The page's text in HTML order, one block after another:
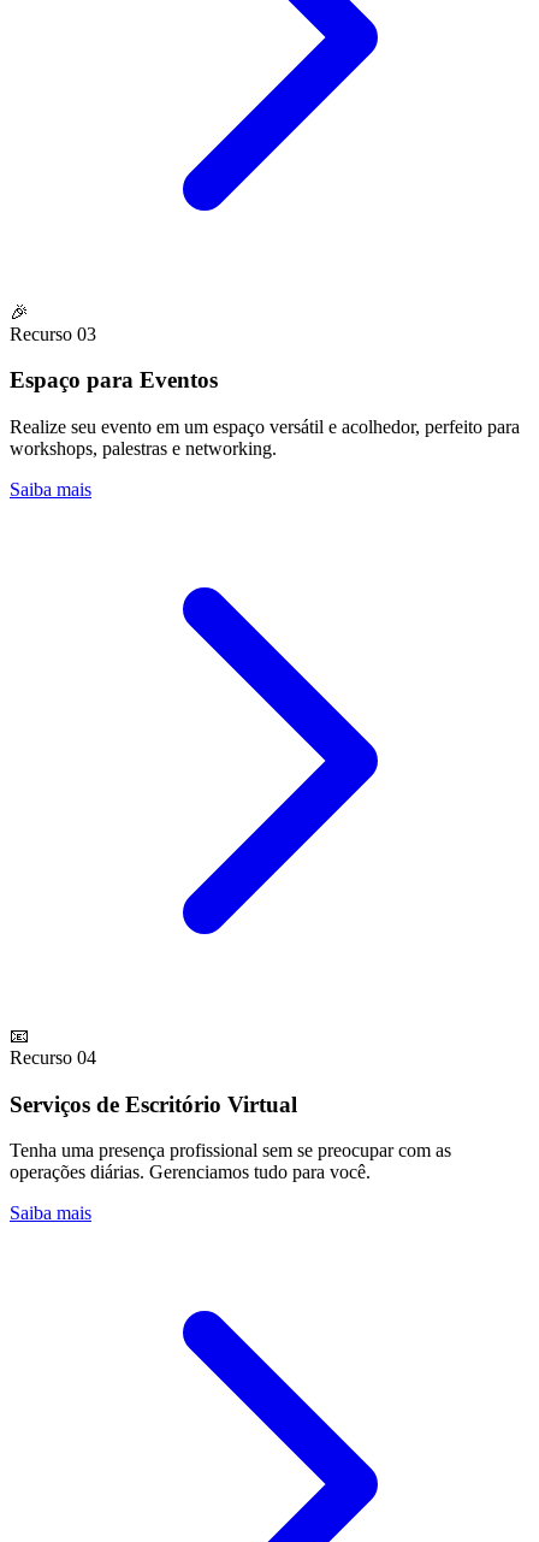
🎉
Recurso 03
Espaço para Eventos
Realize seu evento em um espaço versátil e acolhedor, perfeito para
workshops, palestras e networking.
Saiba mais
📧
Recurso 04
Serviços de Escritório Virtual
Tenha uma presença profissional sem se preocupar com as
operações diárias. Gerenciamos tudo para você.
Saiba mais